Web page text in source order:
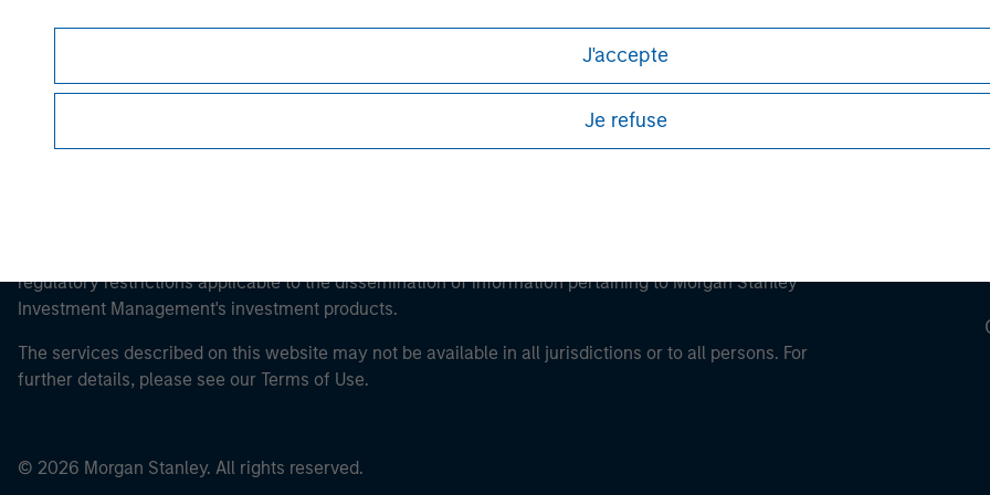
J'accepte
Je refuse
regulatory restrictions applicable to the dissemination of information pertaining to Morgan Stanley
Investment Management's investment products.
The services described on this website may not be available in all jurisdictions or to all persons. For
further details, please see our Terms of Use.
© 2026 Morgan Stanley. All rights reserved.